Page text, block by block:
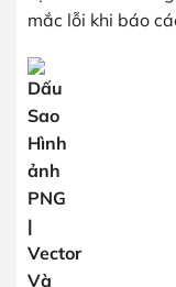
mắc lỗi khi báo